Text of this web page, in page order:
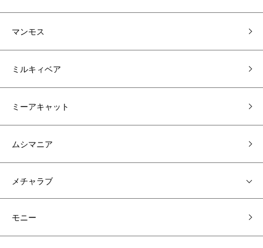
マンモス
ミルキィベア
ミーアキャット
ムシマニア
メチャラブ
モニー